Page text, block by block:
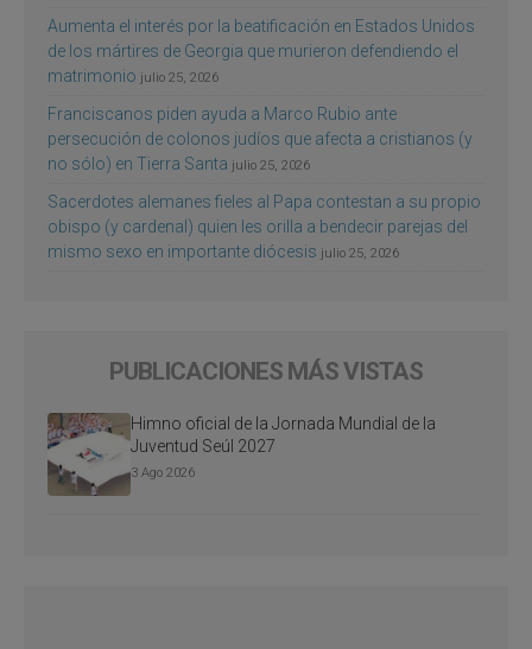
Aumenta el interés por la beatificación en Estados Unidos
de los mártires de Georgia que murieron defendiendo el
matrimonio julio 25, 2026
Franciscanos piden ayuda a Marco Rubio ante
persecución de colonos judíos que afecta a cristianos (y
no sólo) en Tierra Santa julio 25, 2026
Sacerdotes alemanes fieles al Papa contestan a su propio
obispo (y cardenal) quien les orilla a bendecir parejas del
mismo sexo en importante diócesis julio 25, 2026
PUBLICACIONES MÁS VISTAS
Himno oficial de la Jornada Mundial de la
Juventud Seúl 2027
3 Ago 2026